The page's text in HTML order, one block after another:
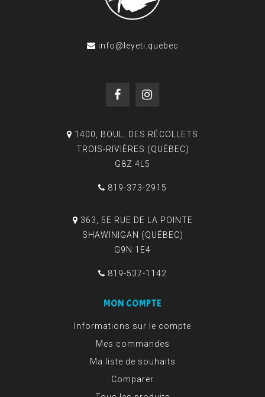
info@leyeti.quebec
1400, BOUL. DES RÉCOLLETS
TROIS-RIVIÈRES (QUÉBEC)
G8Z 4L5
819-373-2915
363, 5E RUE DE LA POINTE
SHAWINIGAN (QUÉBEC)
G9N 1E4
819-537-1142
MON COMPTE
Informations sur le compte
Mes commandes
Ma liste de souhaits
Comparer